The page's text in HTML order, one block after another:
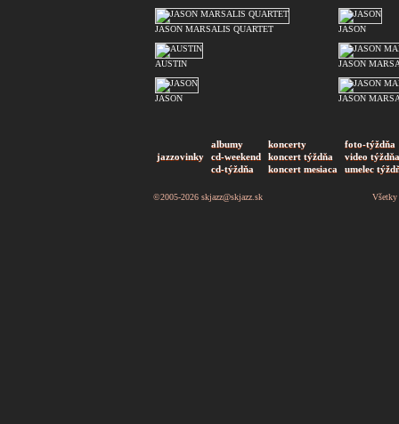
JASON MARSALIS QUARTET JASON
AUSTIN JASON
JASON JASON
jazzovinky
albumy koncerty
foto-týždňa
cd-weekend
koncert týždňa
video týždňa
cd-týždňa
koncert mesiaca umelec
©2005-2026 skjazz@skjazz.sk Všetky